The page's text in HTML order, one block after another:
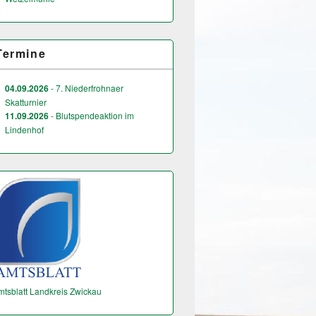
04.09.2026- 7. Niederfrohnaer
Skatturnier
11.09.2026- Blutspendeaktion im
Lindenhof
Landkreis Zwickau